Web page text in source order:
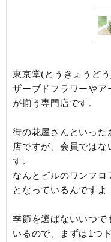
東京堂(とうきょうど
ザーブドフラワーやア
が揃う専門店です。
街の花屋さんといった
店ですが、会員ではな
す。
なんとビルのワンフロ
となっているんですよ
季節を選ばないいつで
いるので、まずは1つ